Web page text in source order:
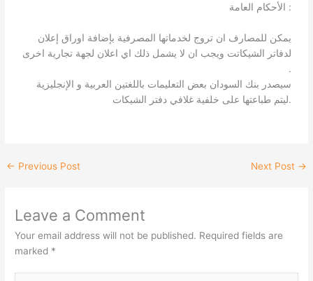
الأحكام العامة :
يمكن للمصارف ان تروج لخدماتها المصرفية بإضافة اوراق إعلان
لدفاتر الشيكاتت ويجب ان لا يشمل ذلك اي اعلان لجهة تجارية اخرى
.
سيصدر بنك السودان بعض التعليمات باللغتين العربية و الإنجليزية
ليتم طباعتها على خلفية غلافي دفتر الشيكات.
← Previous Post Next Post →
Leave a Comment
Your email address will not be published. Required fields are
marked *